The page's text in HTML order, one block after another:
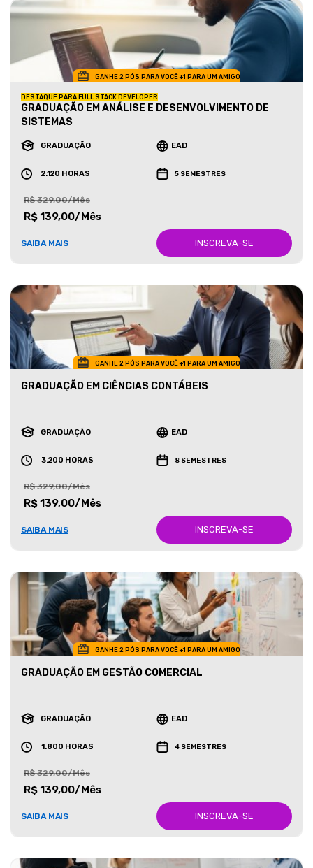
GANHE 2 PÓS PARA VOCÊ +1 PARA UM AMIGO
DESTAQUE PARA FULL STACK DEVELOPER
GRADUAÇÃO EM ANÁLISE E DESENVOLVIMENTO DE
SISTEMAS
GRADUAÇÃO EAD
2.120 HORAS 5 SEMESTRES
R$ 329,00/Mês
R$ 139,00/Mês
SAIBA MAIS INSCREVA-SE
GANHE 2 PÓS PARA VOCÊ +1 PARA UM AMIGO
GRADUAÇÃO EM CIÊNCIAS CONTÁBEIS
GRADUAÇÃO EAD
3.200 HORAS 8 SEMESTRES
R$ 329,00/Mês
R$ 139,00/Mês
SAIBA MAIS INSCREVA-SE
GANHE 2 PÓS PARA VOCÊ +1 PARA UM AMIGO
GRADUAÇÃO EM GESTÃO COMERCIAL
GRADUAÇÃO EAD
1.800 HORAS 4 SEMESTRES
R$ 329,00/Mês
R$ 139,00/Mês
SAIBA MAIS INSCREVA-SE